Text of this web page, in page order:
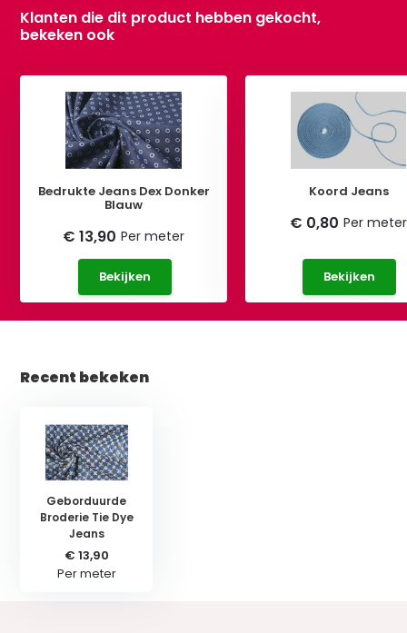
Klanten die dit product hebben gekocht,
bekeken ook
Bedrukte Jeans Dex Donker
Blauw
€ 13,90 Per meter
Bekijken
Koord Jeans
€ 0,80 Per meter
Bekijken
Recent bekeken
Geborduurde
Broderie Tie Dye
Jeans
€ 13,90
Per meter